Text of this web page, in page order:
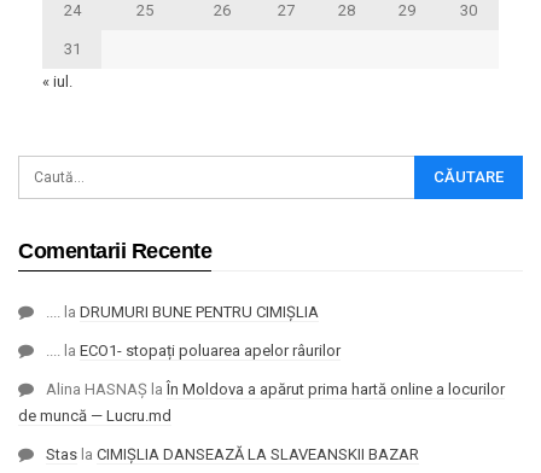
24 25 26 27 28 29 30
31
« iul.
Comentarii Recente
.... la DRUMURI BUNE PENTRU CIMIȘLIA
.... la ECO1- stopați poluarea apelor râurilor
Alina HASNAȘ la În Moldova a apărut prima hartă online a locurilor
de muncă — Lucru.md
Stas la CIMIȘLIA DANSEAZĂ LA SLAVEANSKII BAZAR